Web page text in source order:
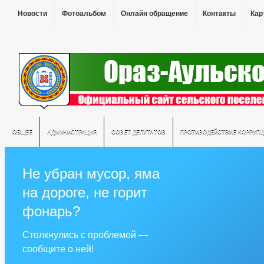
Новости Фотоальбом Онлайн обращение Контакты
ОБЩЕЕ АДМИНИСТРАЦИЯ СОВЕТ ДЕПУТАТОВ ПРОТИВОДЕЙСТВИЕ
Не убран мусор, яма
на дороге, не горит
фонарь?
Столкнулись с проблемой —
сообщите о ней!